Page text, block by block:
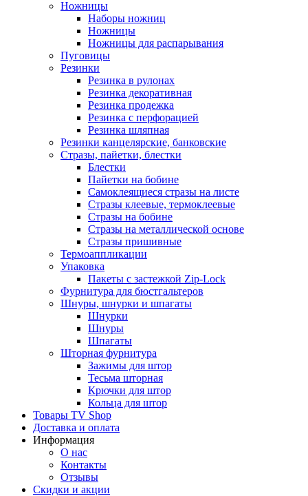
Ножницы
Наборы ножниц
Ножницы
Ножницы для распарывания
Пуговицы
Резинки
Резинка в рулонах
Резинка декоративная
Резинка продежка
Резинка с перфорацией
Резинка шляпная
Резинки канцелярские, банковские
Стразы, пайетки, блестки
Блестки
Пайетки на бобине
Самоклеящиеся стразы на листе
Стразы клеевые, термоклеевые
Стразы на бобине
Стразы на металлической основе
Стразы пришивные
Термоаппликации
Упаковка
Пакеты с застежкой Zip-Lock
Фурнитура для бюстгальтеров
Шнуры, шнурки и шпагаты
Шнурки
Шнуры
Шпагаты
Шторная фурнитура
Зажимы для штор
Тесьма шторная
Крючки для штор
Кольца для штор
Товары TV Shop
Доставка и оплата
Информация
О нас
Контакты
Отзывы
Скидки и акции